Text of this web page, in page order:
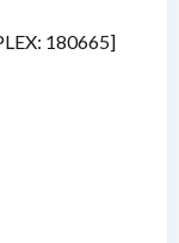
180665]